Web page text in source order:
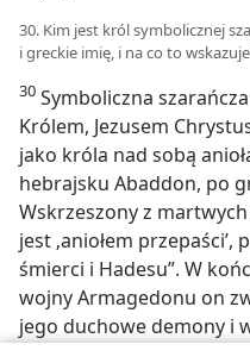
30. Kim jest król symbolicznej
i greckie imię, i na co to
30 Symboliczna
Królem, Jezusem
jako króla nad sobą
hebrajsku Abaddon, po
Wskrzeszony z
jest ‚aniołem
śmierci i Hadesu”. W
wojny Armagedonu on
jego duchowe demony i